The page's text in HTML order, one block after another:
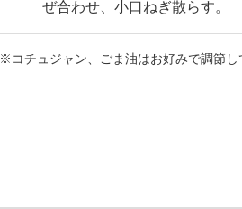
ぜ合わせ、小口ねぎ散らす。
※コチュジャン、ごま油はお好みで調節し